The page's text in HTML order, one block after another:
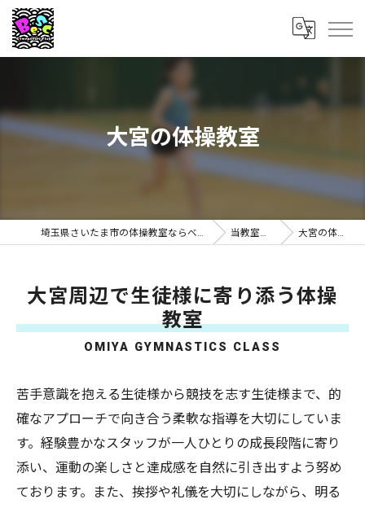
大宮の体操教室
埼玉県さいたま市の体操教室ならべスク体操クラブ 当教室の特徴 大宮の体操教室
大宮周辺で生徒様に寄り添う体操
教室
OMIYA GYMNASTICS CLASS
苦手意識を抱える生徒様から競技を志す生徒様まで、的
確なアプローチで向き合う柔軟な指導を大切にしていま
す。経験豊かなスタッフが一人ひとりの成長段階に寄り
添い、運動の楽しさと達成感を自然に引き出すよう努め
ております。また、挨拶や礼儀を大切にしながら、明る